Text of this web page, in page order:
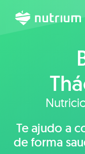
Te ajudo a
de forma